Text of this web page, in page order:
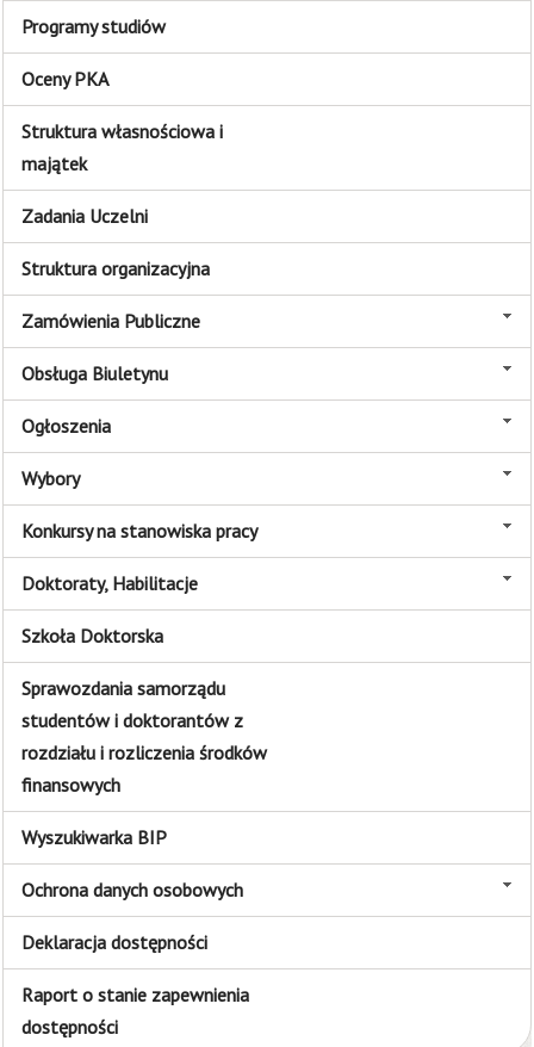
Programy studiów
Oceny PKA
Struktura własnościowa i
majątek
Zadania Uczelni
Struktura organizacyjna
Zamówienia Publiczne
Obsługa Biuletynu
Ogłoszenia
Wybory
Konkursy na stanowiska pracy
Doktoraty, Habilitacje
Szkoła Doktorska
Sprawozdania samorządu
studentów i doktorantów z
rozdziału i rozliczenia środków
finansowych
Wyszukiwarka BIP
Ochrona danych osobowych
Deklaracja dostępności
Raport o stanie zapewnienia
dostępności